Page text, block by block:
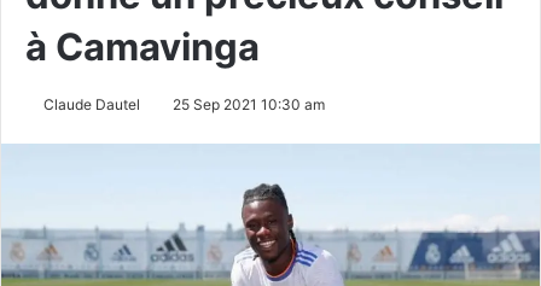
à Camavinga
Claude Dautel 25 Sep 2021 10:30 am